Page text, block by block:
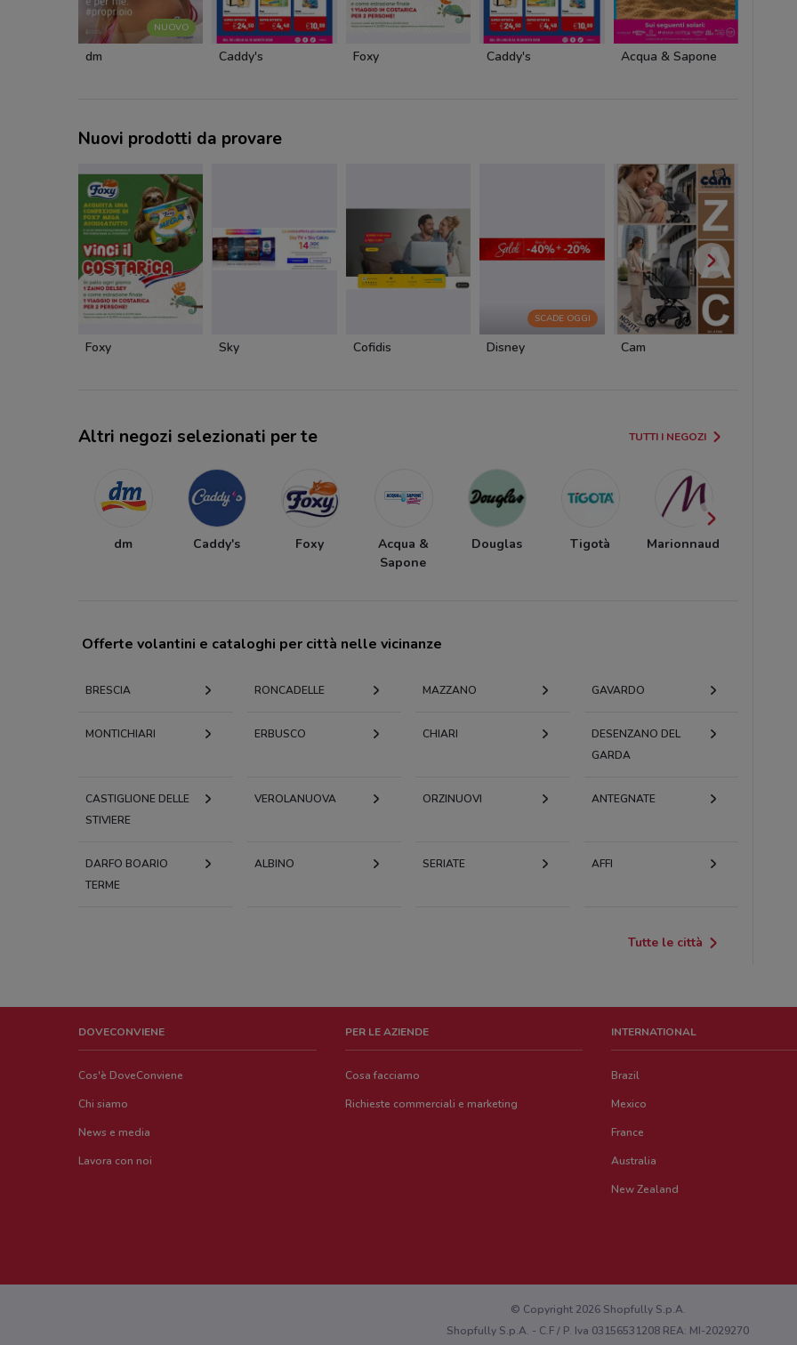
NUOVO
dm Caddy's Foxy Caddy's Acqua & Sapone
Nuovi prodotti da provare
Foxy Sky Cofidis
SCADE OGGI
Disney Cam
Altri negozi selezionati per te TUTTI I NEGOZI
dm Caddy's Foxy
Acqua &
Sapone
Douglas Tigotà Marionnaud
Offerte volantini e cataloghi per città nelle vicinanze
BRESCIA RONCADELLE MAZZANO GAVARDO
MONTICHIARI ERBUSCO CHIARI
DESENZANO DEL
GARDA
CASTIGLIONE DELLE
STIVIERE
VEROLANUOVA ORZINUOVI ANTEGNATE
DARFO BOARIO
TERME
ALBINO SERIATE AFFI
Tutte le città
DOVECONVIENE
Cos'è DoveConviene
Chi siamo
News e media
Lavora con noi
PER LE AZIENDE
Cosa facciamo
Richieste commerciali e marketing
INTERNATIONAL
Brazil
Mexico
France
Australia
New Zealand
© Copyright 2026 Shopfully S.p.A.
Shopfully S.p.A. - C.F / P. Iva 03156531208 REA: MI-2029270